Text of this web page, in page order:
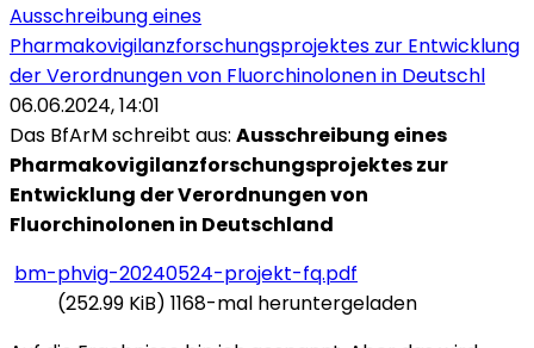
Ausschreibung eines
Pharmakovigilanzforschungsprojektes zur Entwicklung
der Verordnungen von Fluorchinolonen in Deutschl
06.06.2024, 14:01
Das BfArM schreibt aus: Ausschreibung eines
Pharmakovigilanzforschungsprojektes zur
Entwicklung der Verordnungen von
Fluorchinolonen in Deutschland
bm-phvig-20240524-projekt-fq.pdf
(252.99 KiB) 1168-mal heruntergeladen